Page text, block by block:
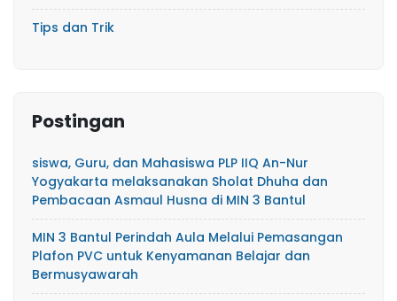
Tips dan Trik
Postingan
siswa, Guru, dan Mahasiswa PLP IIQ An-Nur
Yogyakarta melaksanakan Sholat Dhuha dan
Pembacaan Asmaul Husna di MIN 3 Bantul
MIN 3 Bantul Perindah Aula Melalui Pemasangan
Plafon PVC untuk Kenyamanan Belajar dan
Bermusyawarah